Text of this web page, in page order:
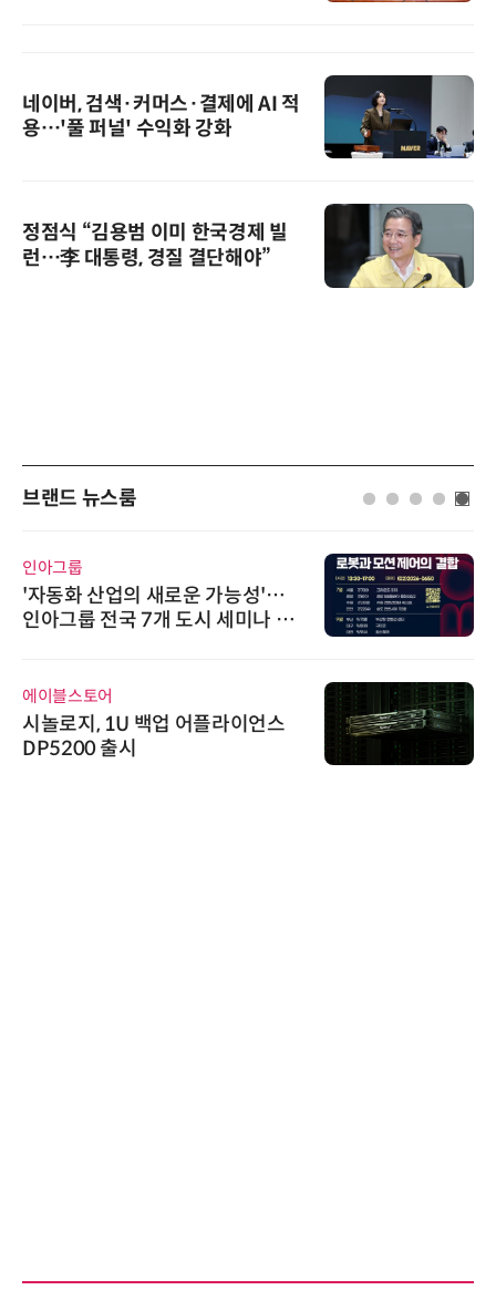
네이버, 검색·커머스·결제에 AI 적
용…'풀 퍼널' 수익화 강화
정점식 “김용범 이미 한국경제 빌
런…李 대통령, 경질 결단해야”
브랜드 뉴스룸
인아그룹
'자동화 산업의 새로운 가능성'…
인아그룹 전국 7개 도시 세미나 페
에이블스토어
시놀로지, 1U 백업 어플라이언스
DP5200 출시